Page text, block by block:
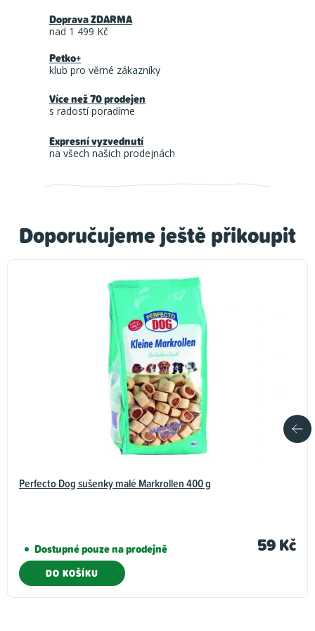
Doporučujeme ještě přikoupit
Perfecto Dog sušenky malé Markrollen 400 g
Dostupné pouze na prodejně 59 Kč
DO KOŠÍKU
Doprava ZDARMA
nad 1 499 Kč
Petko+
klub pro věrné zákazníky
Více než 70 prodejen
s radostí poradíme
Expresní vyzvednutí
na všech našich prodejnách